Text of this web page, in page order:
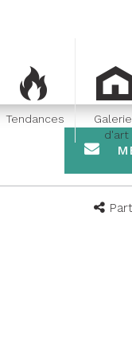
Tendances
d'art